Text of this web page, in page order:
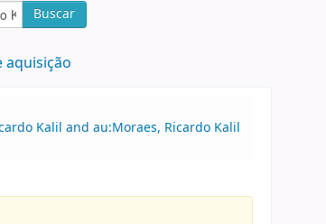
Buscar
aquisição
Kalil and au:Moraes, Ricardo Kalil